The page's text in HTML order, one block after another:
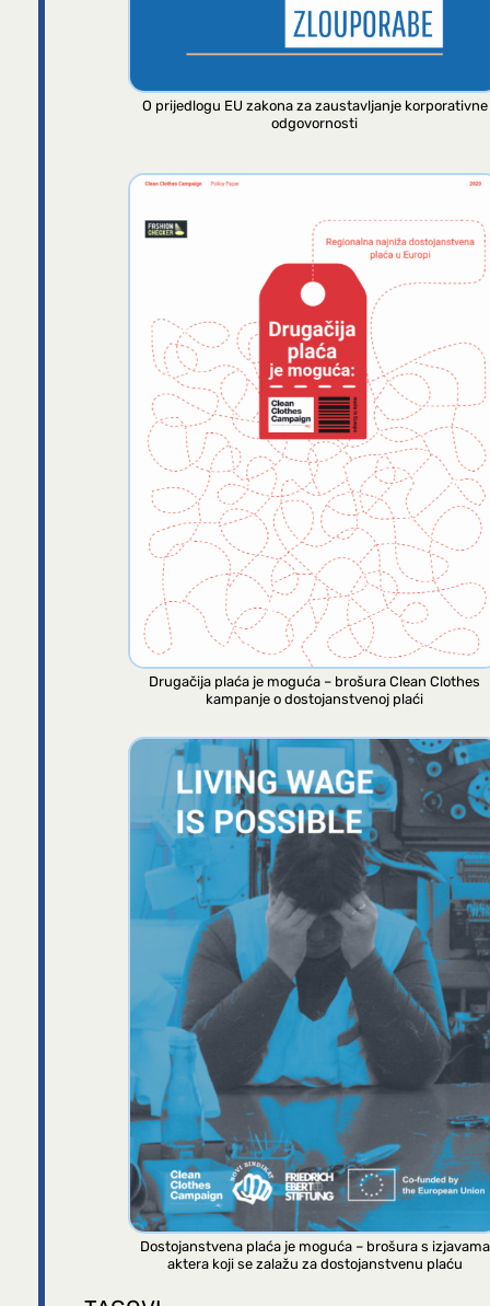
O prijedlogu EU zakona za zaustavljanje korporativne
odgovornosti
Drugačija plaća je moguća – brošura Clean Clothes
kampanje o dostojanstvenoj plaći
Dostojanstvena plaća je moguća – brošura s izjavama
aktera koji se zalažu za dostojanstvenu plaću